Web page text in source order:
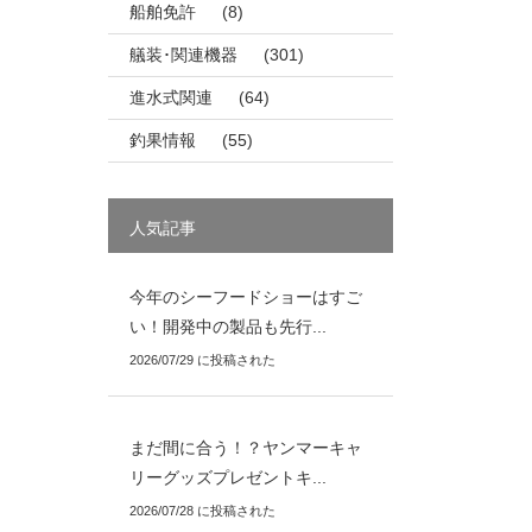
船舶免許 (8)
艤装･関連機器 (301)
進水式関連 (64)
釣果情報 (55)
人気記事
今年のシーフードショーはすご
い！開発中の製品も先行...
2026/07/29 に投稿された
まだ間に合う！？ヤンマーキャ
リーグッズプレゼントキ...
2026/07/28 に投稿された